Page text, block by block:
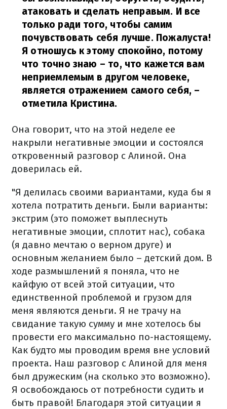
атаковать и сделать неправым. И все
только ради того, чтобы самим
почувствовать себя лучше. Пожалуста!
Я отношусь к этому спокойно, потому
что точно знаю – то, что кажется вам
неприемлемым в другом человеке,
является отражением самого себя, –
отметила Кристина.
Она говорит, что на этой неделе ее
накрыли негативные эмоции и состоялся
откровенный разговор с Алиной. Она
доверилась ей.
"Я делилась своими вариантами, куда бы я
хотела потратить деньги. Были варианты:
экстрим (это поможет выплеснуть
негативные эмоции, сплотит нас), собака
(я давно мечтаю о верном друге) и
основным желанием было – детский дом. В
ходе размышлений я поняла, что не
кайфую от всей этой ситуации, что
единственной проблемой и грузом для
меня являются деньги. Я не трачу на
свидание такую ​​сумму и мне хотелось бы
провести его максимально по-настоящему.
Как будто мы проводим время вне условий
проекта. Наш разговор с Алиной для меня
был дружеским (на сколько это возможно).
Я освобождаюсь от потребности судить и
быть правой! Благодаря этой ситуации я